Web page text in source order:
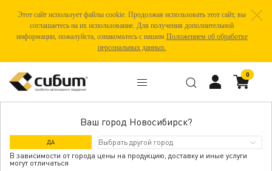
Этот сайт использует файлы cookie. Продолжая использовать этот сайт, вы
соглашаетесь на их использование. Для получения дополнительной
информации, пожалуйста, ознакомьтесь с нашим Положением об обработке
персональных данных.
Ваш город Новосибирск?
ДА
В зависимости от города цены на продукцию, доставку и иные услуги
могут отличаться
0
ГДЕ КУПИТЬ